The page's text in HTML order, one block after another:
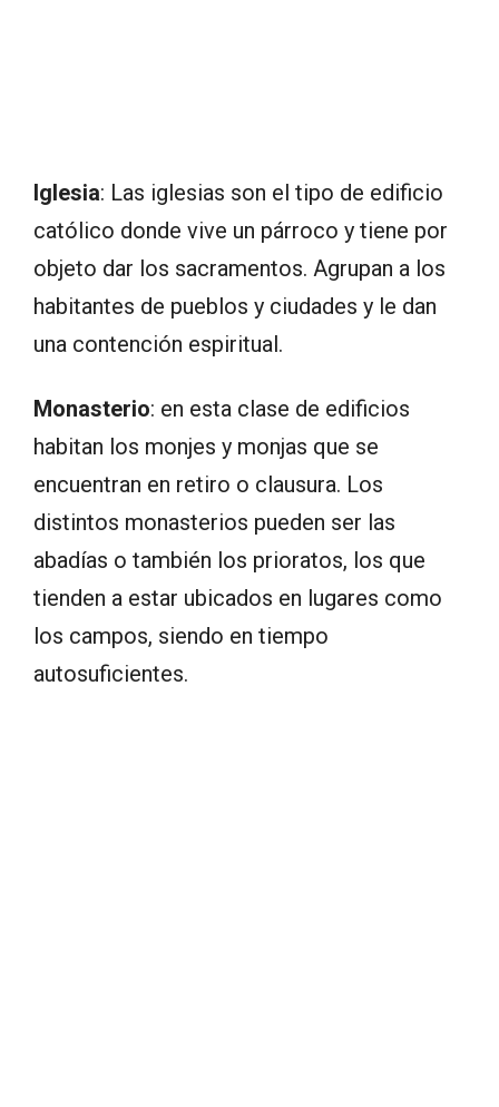
Iglesia: Las iglesias son el tipo de edificio
católico donde vive un párroco y tiene por
objeto dar los sacramentos. Agrupan a los
habitantes de pueblos y ciudades y le dan
una contención espiritual.
Monasterio: en esta clase de edificios
habitan los monjes y monjas que se
encuentran en retiro o clausura. Los
distintos monasterios pueden ser las
abadías o también los prioratos, los que
tienden a estar ubicados en lugares como
los campos, siendo en tiempo
autosuficientes.